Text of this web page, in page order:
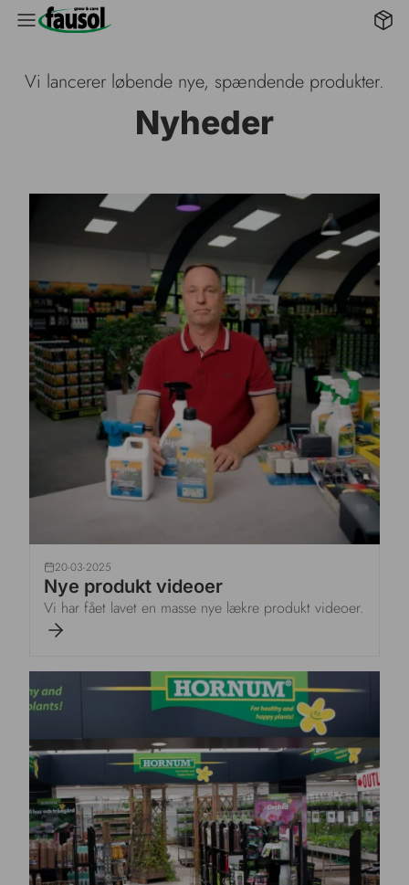
B2B
Vi lancerer løbende nye, spændende produkter.
Nyheder
20-03-2025
Nye produkt videoer
Vi har fået lavet en masse nye lækre produkt videoer.